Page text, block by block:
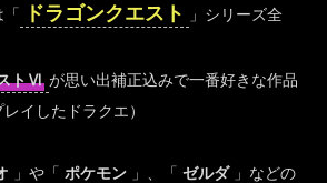
ドラゴンクエスト
」シリーズ全
トⅥ が思い出補正込みで一番好きな作品
イしたドラクエ）
」や「 ポケモン 」、「 ゼルダ 」などの